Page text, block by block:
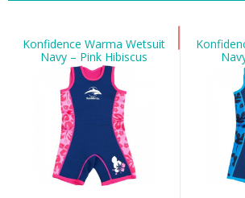
Konfidence Warma Wetsuit
Navy – Pink Hibiscus